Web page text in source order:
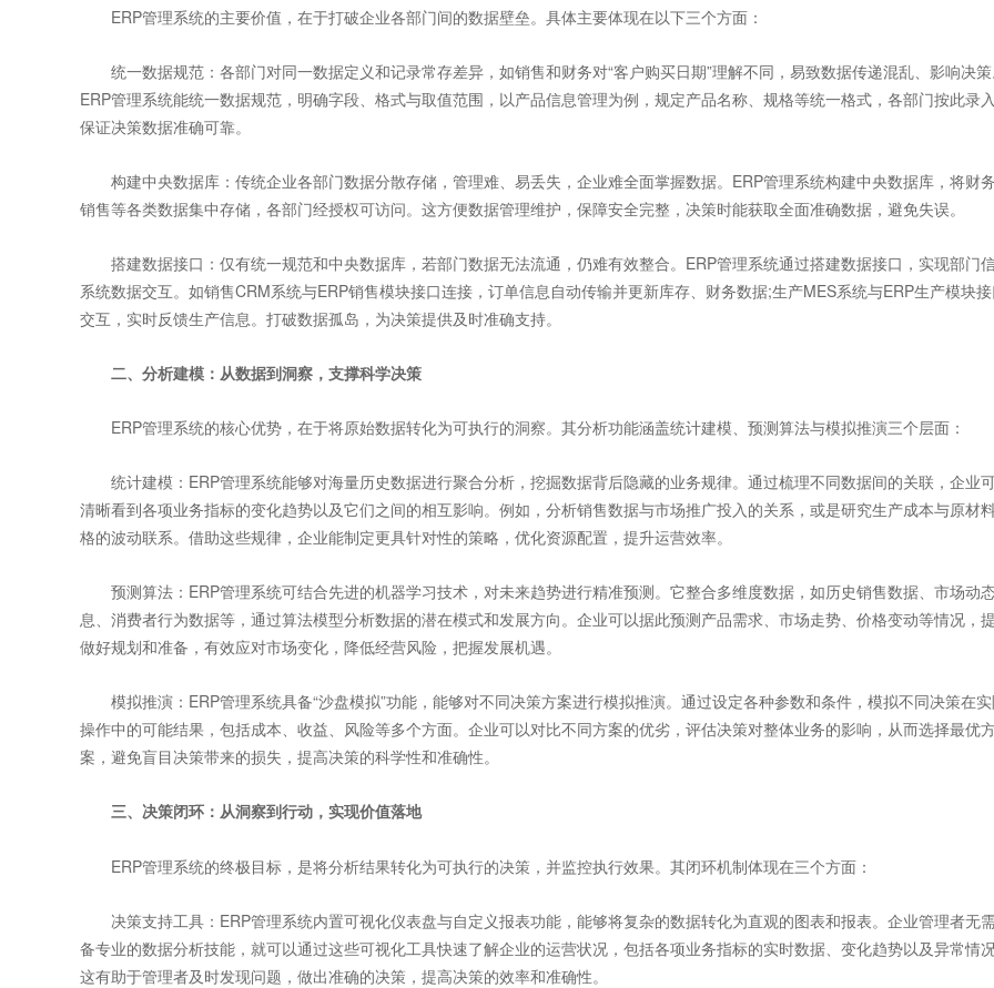
ERP管理系统的主要价值，在于打破企业各部门间的数据壁垒。具体主要体现在以下三个方面：
统一数据规范：各部门对同一数据定义和记录常存差异，如销售和财务对“客户购买日期”理解不同，易致数据传递混乱、影响决策
ERP管理系统能统一数据规范，明确字段、格式与取值范围，以产品信息管理为例，规定产品名称、规格等统一格式，各部门按此录入
保证决策数据准确可靠。
构建中央数据库：传统企业各部门数据分散存储，管理难、易丢失，企业难全面掌握数据。ERP管理系统构建中央数据库，将财务
销售等各类数据集中存储，各部门经授权可访问。这方便数据管理维护，保障安全完整，决策时能获取全面准确数据，避免失误。
搭建数据接口：仅有统一规范和中央数据库，若部门数据无法流通，仍难有效整合。ERP管理系统通过搭建数据接口，实现部门
系统数据交互。如销售CRM系统与ERP销售模块接口连接，订单信息自动传输并更新库存、财务数据;生产MES系统与ERP生产模块接
交互，实时反馈生产信息。打破数据孤岛，为决策提供及时准确支持。
二、分析建模：从数据到洞察，支撑科学决策
ERP管理系统的核心优势，在于将原始数据转化为可执行的洞察。其分析功能涵盖统计建模、预测算法与模拟推演三个层面：
统计建模：ERP管理系统能够对海量历史数据进行聚合分析，挖掘数据背后隐藏的业务规律。通过梳理不同数据间的关联，企业
清晰看到各项业务指标的变化趋势以及它们之间的相互影响。例如，分析销售数据与市场推广投入的关系，或是研究生产成本与原材
格的波动联系。借助这些规律，企业能制定更具针对性的策略，优化资源配置，提升运营效率。
预测算法：ERP管理系统可结合先进的机器学习技术，对未来趋势进行精准预测。它整合多维度数据，如历史销售数据、市场动
息、消费者行为数据等，通过算法模型分析数据的潜在模式和发展方向。企业可以据此预测产品需求、市场走势、价格变动等情况，
做好规划和准备，有效应对市场变化，降低经营风险，把握发展机遇。
模拟推演：ERP管理系统具备“沙盘模拟”功能，能够对不同决策方案进行模拟推演。通过设定各种参数和条件，模拟不同决策在
操作中的可能结果，包括成本、收益、风险等多个方面。企业可以对比不同方案的优劣，评估决策对整体业务的影响，从而选择最优
案，避免盲目决策带来的损失，提高决策的科学性和准确性。
三、决策闭环：从洞察到行动，实现价值落地
ERP管理系统的终极目标，是将分析结果转化为可执行的决策，并监控执行效果。其闭环机制体现在三个方面：
决策支持工具：ERP管理系统内置可视化仪表盘与自定义报表功能，能够将复杂的数据转化为直观的图表和报表。企业管理者无
备专业的数据分析技能，就可以通过这些可视化工具快速了解企业的运营状况，包括各项业务指标的实时数据、变化趋势以及异常情况
这有助于管理者及时发现问题，做出准确的决策，提高决策的效率和准确性。